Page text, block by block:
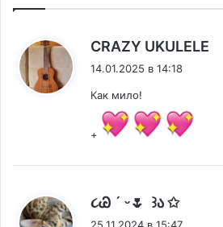
CRAZY UKULELE
14.01.2025 в 14:18
Как мило!
+
૮Ꮚ ´‌ ᵕ🌷 ‌ ꒱ა ✩: